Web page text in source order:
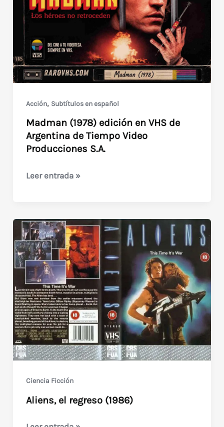
Acción, Subtítulos en español
Madman (1978) edición en VHS de
Argentina de Tiempo Video
Producciones S.A.
Madman
en
VHS
de
Argentina
de
Tiempo
Video
Producciones
S.A.
Leer entrada »
Ciencia Ficción
Aliens, el regreso (1986)